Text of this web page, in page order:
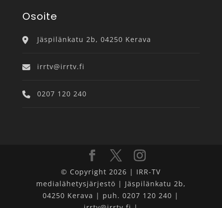
Osoite
Jäspilänkatu 2b, 04250 Kerava
irrtv@irrtv.fi
0207 120 240
© Copyright 2026 | IRR-TV
medialähetysjärjestö | Jäspilänkatu 2b,
04250 Kerava | puh. 0207 120 240 |